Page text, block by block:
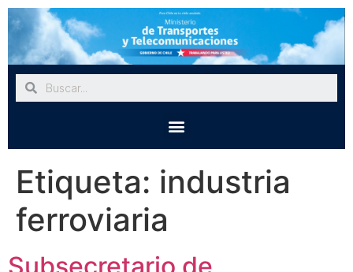
Etiqueta: industria
ferroviaria